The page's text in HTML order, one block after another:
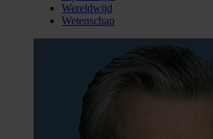
Wereldwijd
Wetenschap